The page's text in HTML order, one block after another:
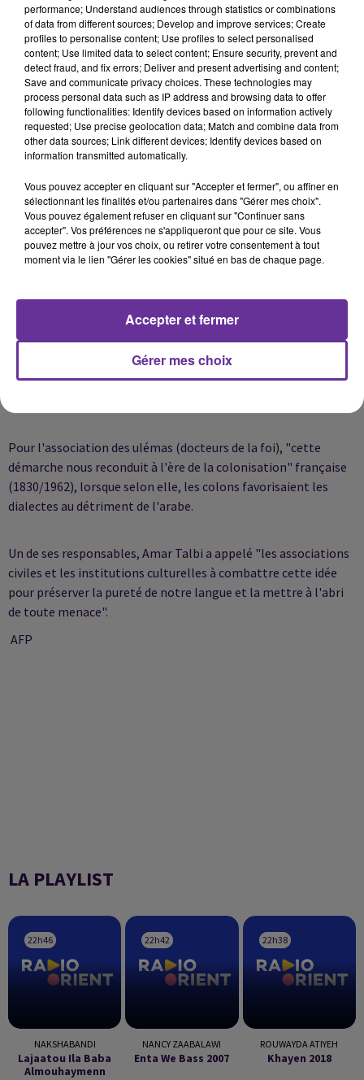
linguistiques des enfants, il faut s'appuyer sur les langues
maternelles", poursuit la ministre interrogée jeudi par le
quotidien El Watan.
Dans son plaidoyer, Mme Benghebrit estime que "la langue
arabe est très mal enseignée" aujourd'hui. "Même dans les
wilayas (préfectures) du sud où un nombre important
d'enfants fréquentent les écoles coraniques (où ils se
résultats sont très faibles", insiste-t-elle.
Et d'asséner: "s'il n'y a pas de maîtrise de la langue arabe
scolaire il n'y aura pas de réussite, y compris dans les matières
"Il faut parvenir à la langue arabe académique de manière
progressive", soutient Farid Benramdane, inspecteur général
chargé de la pédagogie. "L'enfant ne doit pas subir un choc en
découvrant à l'école une langue qui n'est pas celle de son
Pour l'association des ulémas (docteurs de la foi), "cette
démarche nous reconduit à l'ère de la colonisation" française
(1830/1962), lorsque selon elle, les colons favorisaient les
dialectes au détriment de l'arabe.
Un de ses responsables, Amar Talbi a appelé "les associations
civiles et les institutions culturelles à combattre cette idée
pour préserver la pureté de notre langue et la mettre à l'abri
de toute menace".
AFP
LA PLAYLIST
22h46
22h46
NAKSHABANDI
Lajaatou Ila Baba
Almouhaymenn
22h42
22h42
NANCY ZAABALAWI
Enta We Bass 2007
22h38
22h38
ROUWAYDA ATIYEH
Khayen 2018
performance; Understand audiences through statistics or combinations
of data from different sources; Develop and improve services; Create
profiles to personalise content; Use profiles to select personalised
content; Use limited data to select content; Ensure security, prevent and
detect fraud, and fix errors; Deliver and present advertising and content;
Save and communicate privacy choices. These technologies may
process personal data such as IP address and browsing data to offer
following functionalities: Identify devices based on information actively
requested; Use precise geolocation data; Match and combine data from
other data sources; Link different devices; Identify devices based on
information transmitted automatically.
Vous pouvez accepter en cliquant sur "Accepter et fermer", ou affiner en
sélectionnant les finalités et/ou partenaires dans "Gérer mes choix".
Vous pouvez également refuser en cliquant sur "Continuer sans
accepter". Vos préférences ne s'appliqueront que pour ce site. Vous
pouvez mettre à jour vos choix, ou retirer votre consentement à tout
moment via le lien "Gérer les cookies" situé en bas de chaque page.
Gérer mes choix
Accepter et fermer